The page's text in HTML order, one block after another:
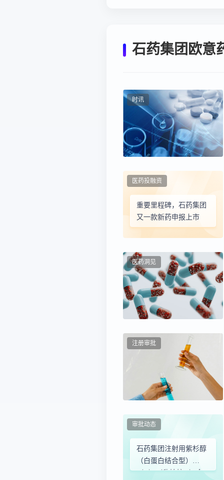
石药集团欧意
时讯
重要里程碑，石药集团
又一款新药申报上市
医药投融资
医药洞见
注册审批
石药集团注射用紫杉醇
（白蛋白结合型）
（II）（欣柏梓®）全
审批动态